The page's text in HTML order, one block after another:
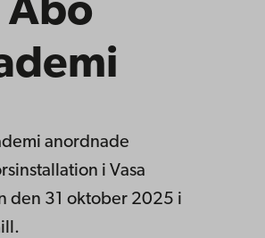
anordnade
i Vasa
den 31 oktober 2025 i